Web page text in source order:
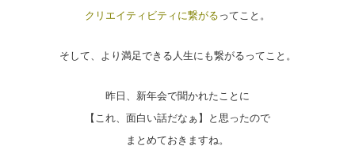
クリエイティビティに繋がる ってこと。
そして、より満足できる人生にも繋がるってこと。
昨日、新年会で聞かれたことに
【これ、面白い話だなぁ】と思ったので
まとめておきますね。